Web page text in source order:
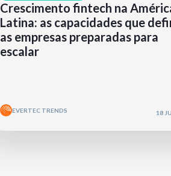
Crescimento fintech na
Latina: as capacidades que
as empresas preparadas para
escalar
EVERTEC TRENDS 18